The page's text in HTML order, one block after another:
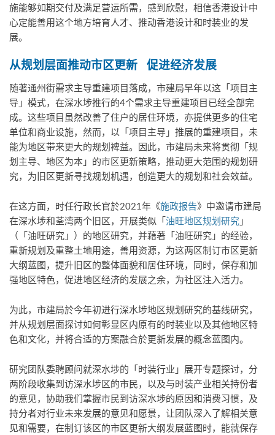
施能够如期交付及满足营运所需，感到欣慰，相信香港设计中
心定能善用这个地方培育人才、推动香港设计和时装业的发
展。
从规划层面推动市区更新 促进经济发展
随著通州街需求主导重建项目落成，市建局早年以这「项目主
导」模式，在深水埗推行的4个需求主导重建项目已经全部完
成。这些项目虽然改善了住户的居住环境，亦提供更多的住宅
单位和商业设施，然而，以「项目主导」推展的重建项目，未
能为地区带来更大的规划裨益。因此，市建局未来将贯彻「规
划主导、地区为本」的市区更新策略，推动更大范围的规划研
究，为旧区更新寻找规划机遇，创造更大的规划和社会效益。
在这方面，时任行政长官於2021年《施政报告》中邀请市建局
在深水埗和荃湾两个旧区，开展类似「油旺地区规划研究 」
（「油旺研究」）的地区研究，并藉著「油旺研究」的经验，
重新规划及重整土地用途，善用资源，为这两区制订市区更新
大纲蓝图，提升旧区的整体面貌和居住环境，同时，保存和加
强地区特色，促进地区经济的发展之余，为社区注入活力。
为此，市建局於今年初进行深水埗地区规划研究的基线研究，
并从规划层面探讨如何彰显区内原有的时装业以及其他地区特
色和文化，并将合适的方案融合於更新发展的概念蓝图内。
研究团队委聘顾问就深水埗的「时装行业」展开专题探讨，分
两阶段收集到访深水埗区的市民，以及与时装产业相关持份者
的意见，协助我们掌握市民到访深水埗的原因和消费习惯，及
持分者对行业未来发展的意见和愿景，让团队深入了解相关意
见和需要，在制订该区的市区更新大纲发展蓝图时，能就保存